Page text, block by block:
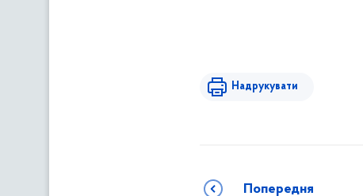
Надрукувати
Попередня